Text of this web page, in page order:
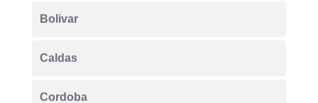
Bolivar
Caldas
Cordoba